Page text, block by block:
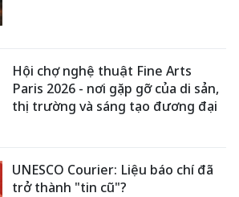
Hội chợ nghệ thuật Fine Arts
Paris 2026 - nơi gặp gỡ của di sản,
thị trường và sáng tạo đương đại
UNESCO Courier: Liệu báo chí đã
trở thành "tin cũ"?